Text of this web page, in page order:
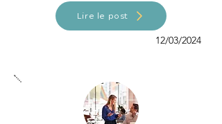
Lire le post
12/03/2024